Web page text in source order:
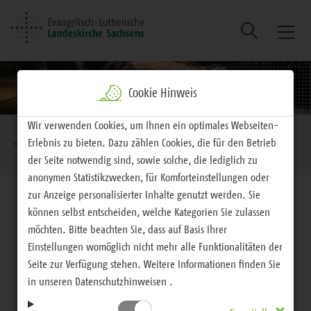
Suche
Brotkrumennavigation
EVLKS - interessiert Aktuelles Alle Nachrichten
Alle Nachrichten
Nachricht
Neuer Podcast »Echt
Cookie Hinweis
Wir verwenden Cookies, um Ihnen ein optimales Webseiten-
Erlebnis zu bieten. Dazu zählen Cookies, die für den Betrieb
der Seite notwendig sind, sowie solche, die lediglich zu
anonymen Statistikzwecken, für Komforteinstellungen oder
zur Anzeige personalisierter Inhalte genutzt werden. Sie
können selbst entscheiden, welche Kategorien Sie zulassen
möchten. Bitte beachten Sie, dass auf Basis Ihrer
Einstellungen womöglich nicht mehr alle Funktionalitäten der
Seite zur Verfügung stehen. Weitere Informationen finden Sie
in unseren Datenschutzhinweisen .